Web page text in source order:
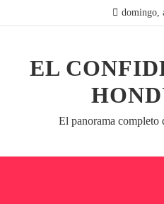
domingo,
EL
El panorama completo